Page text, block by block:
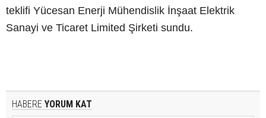
teklifi Yücesan Enerji Mühendislik İnşaat Elektrik
Sanayi ve Ticaret Limited Şirketi sundu.
HABERE YORUM KAT